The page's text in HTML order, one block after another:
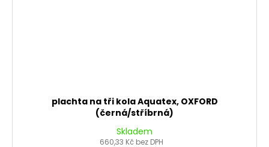
plachta na tři kola Aquatex, OXFORD
(černá/stříbrná)
Skladem
660,33 Kč bez DPH